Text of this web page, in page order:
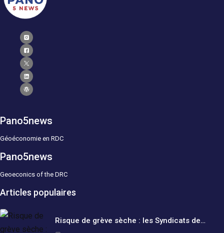
Pano5news
Géoéconomie en RDC
Pano5news
Geoeconics of the DRC
Articles populaires
Risque de grève sèche : les Syndicats de…